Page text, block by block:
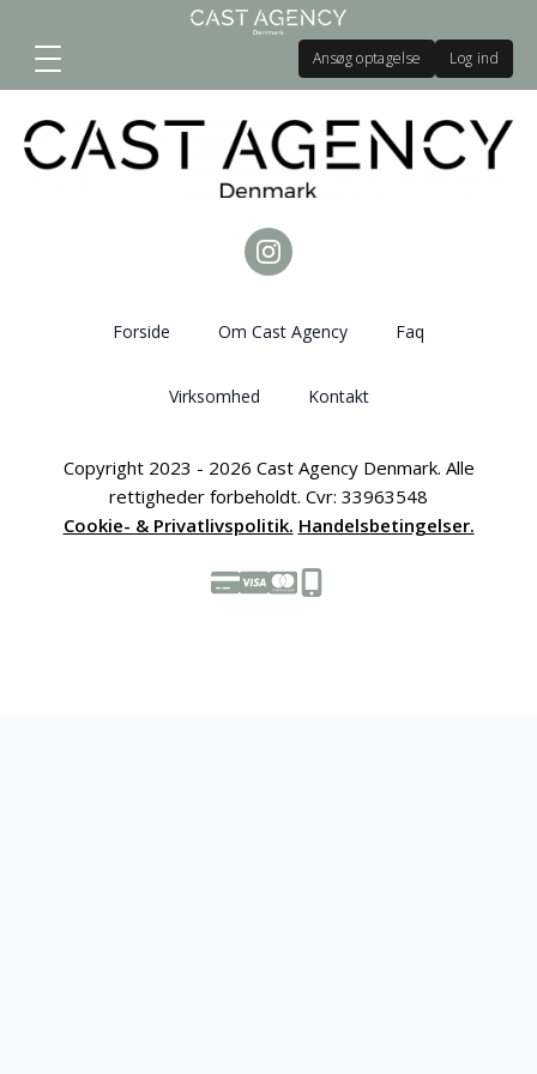
Ansøg optagelse Log ind
Forside Om Cast Agency Faq
Virksomhed Kontakt
Copyright 2023 - 2026 Cast Agency Denmark. Alle
rettigheder forbeholdt. Cvr: 33963548
Cookie- & Privatlivspolitik. Handelsbetingelser.